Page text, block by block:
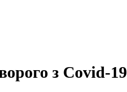
з Covid-19